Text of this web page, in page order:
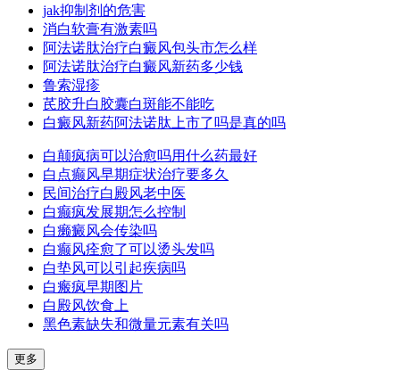
jak抑制剂的危害
消白软膏有激素吗
阿法诺肽治疗白癜风包头市怎么样
阿法诺肽治疗白癜风新药多少钱
鲁索湿疹
芪胶升白胶囊白斑能不能吃
白癜风新药阿法诺肽上市了吗是真的吗
白颠疯病可以治愈吗用什么药最好
白点癫风早期症状治疗要多久
民间治疗白殿风老中医
白癫疯发展期怎么控制
白癞癜风会传染吗
白癫风痊愈了可以烫头发吗
白垫风可以引起疾病吗
白瘢疯早期图片
白殿风饮食上
黑色素缺失和微量元素有关吗
更多